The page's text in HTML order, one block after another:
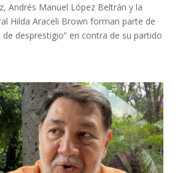
Andrés Manuel López Beltrán y la
Hilda Araceli Brown forman parte de
de desprestigio” en contra de su partido